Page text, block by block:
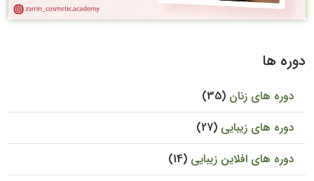
دوره ها
دوره های زنان (35)
دوره های زیبایی (27)
دوره های افلاین زیبایی (14)